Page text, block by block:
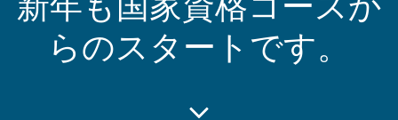
ッ
プ
らのスタートです。